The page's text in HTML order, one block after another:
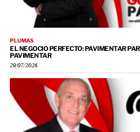
PLUMAS
EL NEGOCIO PERFECTO: PAVIMENTAR
PAVIMENTAR
29/07/2026